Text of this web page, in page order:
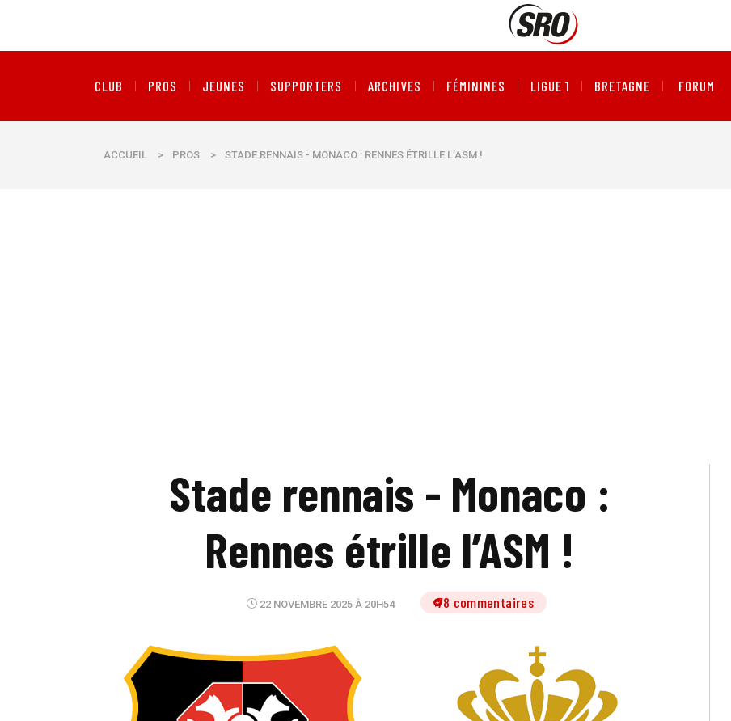
CLUB PROS JEUNES SUPPORTERS ARCHIVES FÉMININES LIGUE 1 BRETAGNE FORUM
ACCUEIL > PROS > STADE RENNAIS - MONACO : RENNES ÉTRILLE L’ASM !
Stade rennais - Monaco :
Rennes étrille l’ASM !
22 NOVEMBRE 2025 À 20H54 78 commentaires